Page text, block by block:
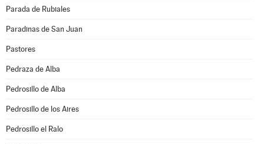
Parada de Rubiales
Paradinas de San Juan
Pastores
Pedraza de Alba
Pedrosillo de Alba
Pedrosillo de los Aires
Pedrosillo el Ralo